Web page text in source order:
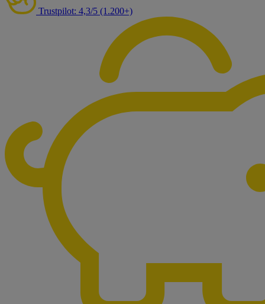
Trustpilot: 4,3/5 (1.200+)